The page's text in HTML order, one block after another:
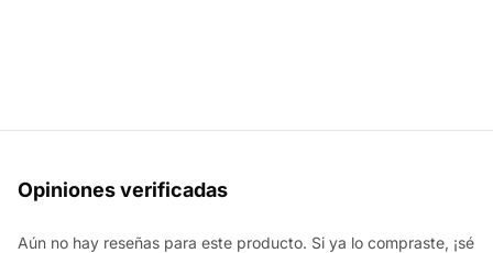
Opiniones verificadas
Aún no hay reseñas para este producto. Si ya lo compraste, ¡sé